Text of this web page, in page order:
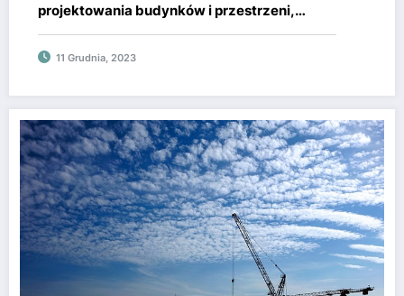
projektowania budynków i przestrzeni,
architektura czy wykorzystanie
11 Grudnia, 2023